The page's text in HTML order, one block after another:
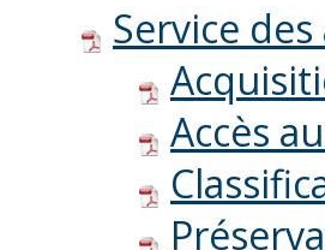
Service
Accès